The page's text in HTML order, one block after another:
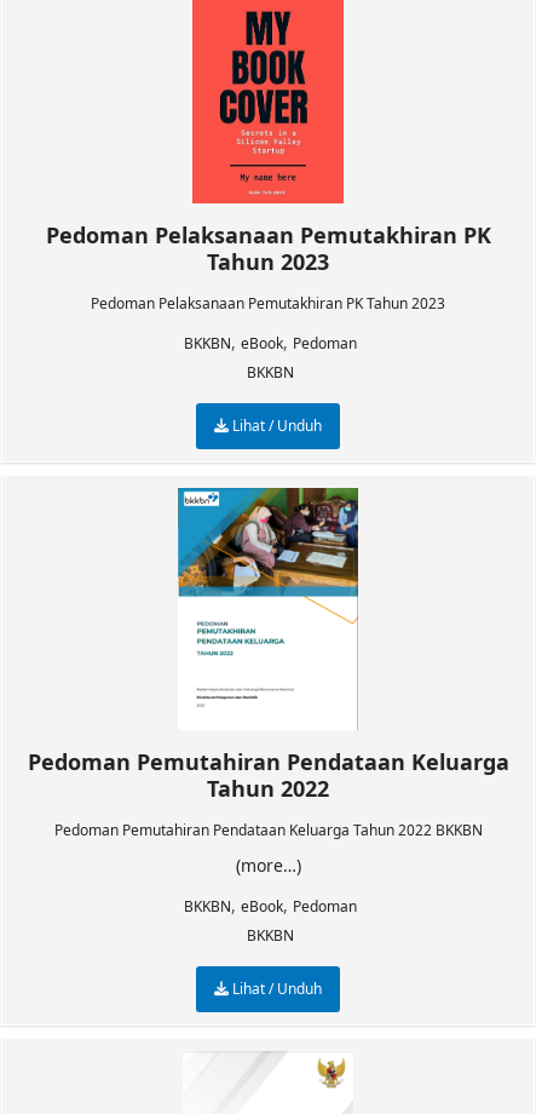
Pedoman Pelaksanaan Pemutakhiran PK
Tahun 2023
Pedoman Pelaksanaan Pemutakhiran PK Tahun 2023
BKKBN, eBook, Pedoman
BKKBN
Lihat / Unduh
Pedoman Pemutahiran Pendataan Keluarga
Tahun 2022
Pedoman Pemutahiran Pendataan Keluarga Tahun 2022 BKKBN
(more…)
BKKBN, eBook, Pedoman
BKKBN
Lihat / Unduh